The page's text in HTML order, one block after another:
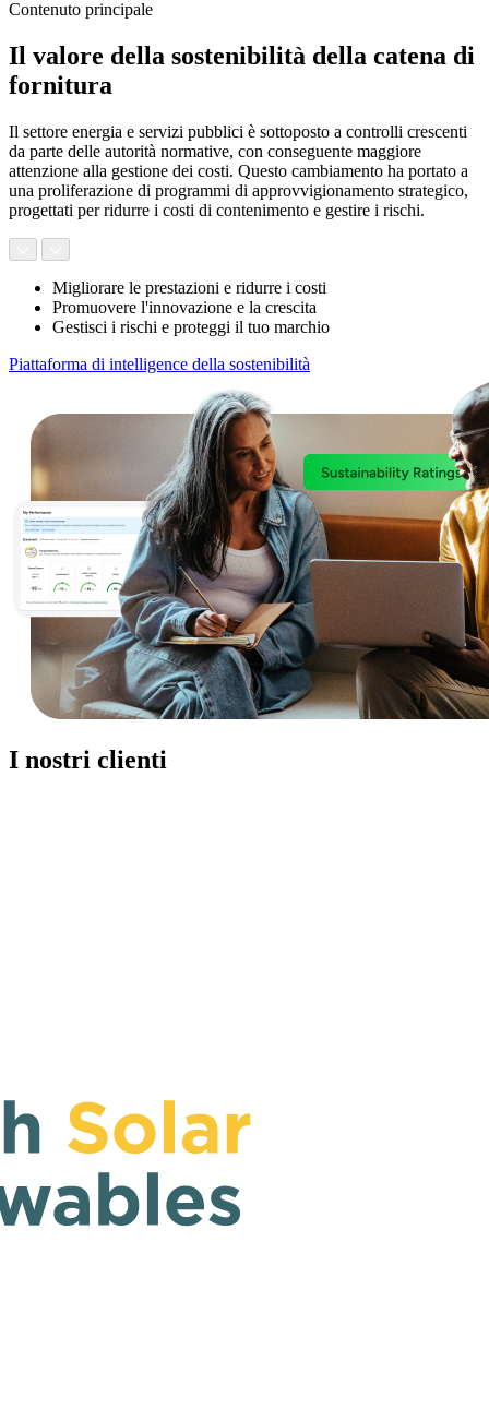
Contenuto principale
Il valore della sostenibilità della catena di
fornitura
Il settore energia e servizi pubblici è sottoposto a controlli crescenti
da parte delle autorità normative, con conseguente maggiore
attenzione alla gestione dei costi. Questo cambiamento ha portato a
una proliferazione di programmi di approvvigionamento strategico,
progettati per ridurre i costi di contenimento e gestire i rischi.
Migliorare le prestazioni e ridurre i costi
Promuovere l'innovazione e la crescita
Gestisci i rischi e proteggi il tuo marchio
Piattaforma di intelligence della sostenibilità
I nostri clienti